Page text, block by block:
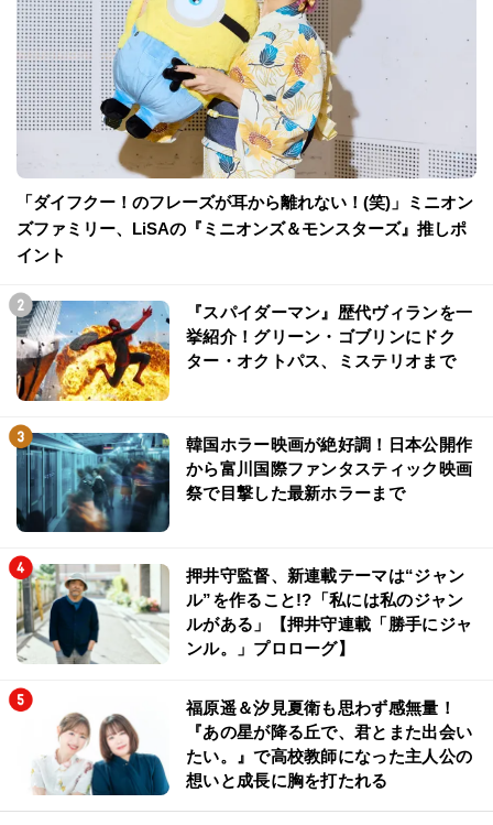
「ダイフクー！のフレーズが耳から離れない！(笑)」ミニオン
ズファミリー、LiSAの『ミニオンズ＆モンスターズ』推しポ
イント
『スパイダーマン』歴代ヴィランを一
挙紹介！グリーン・ゴブリンにドク
ター・オクトパス、ミステリオまで
韓国ホラー映画が絶好調！日本公開作
から富川国際ファンタスティック映画
祭で目撃した最新ホラーまで
押井守監督、新連載テーマは“ジャン
ル”を作ること!?「私には私のジャン
ルがある」【押井守連載「勝手にジャ
ンル。」プロローグ】
福原遥＆汐見夏衛も思わず感無量！
『あの星が降る丘で、君とまた出会い
たい。』で高校教師になった主人公の
想いと成長に胸を打たれる